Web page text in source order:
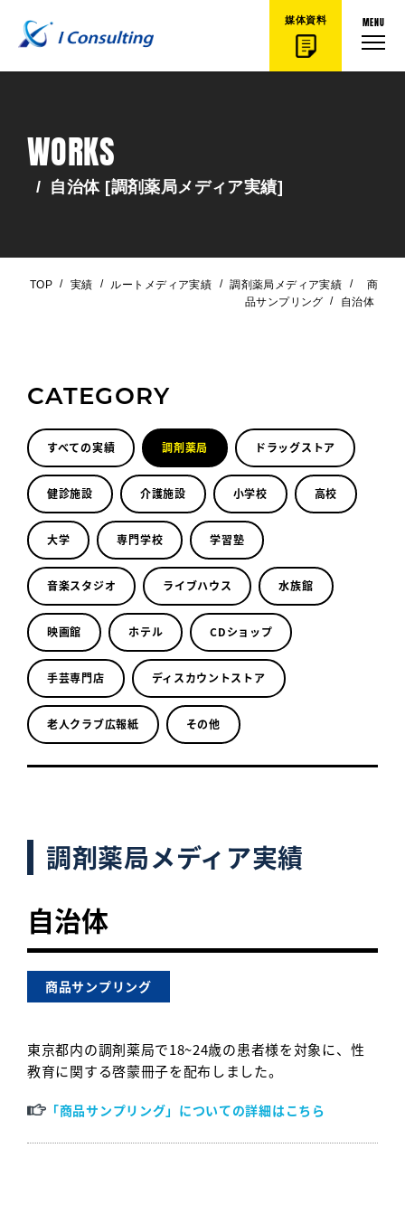
媒体資料 MENU
WORKS
/ 自治体 [調剤薬局メディア実績]
TOP / 実績 / ルートメディア実績 / 調剤薬局メディア実績 /
商
品サンプリング / 自治体
CATEGORY
すべての実績 調剤薬局 ドラッグストア
健診施設 介護施設 小学校 高校
大学 専門学校 学習塾
音楽スタジオ ライブハウス 水族館
映画館 ホテル CDショップ
手芸専門店 ディスカウントストア
老人クラブ広報紙 その他
調剤薬局メディア実績
自治体
商品サンプリング
東京都内の調剤薬局で18~24歳の患者様を対象に、性
教育に関する啓蒙冊子を配布しました。
「商品サンプリング」についての詳細はこちら